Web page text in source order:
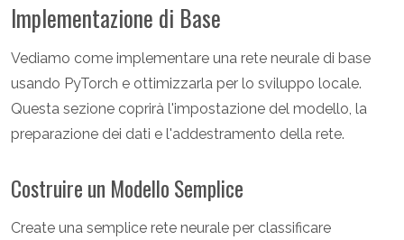
Implementazione di Base
Vediamo come implementare una rete neurale di base
usando PyTorch e ottimizzarla per lo sviluppo locale.
Questa sezione coprirà l'impostazione del modello, la
preparazione dei dati e l'addestramento della rete.
Costruire un Modello Semplice
Create una semplice rete neurale per classificare